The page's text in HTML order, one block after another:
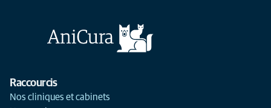
Raccourcis
Nos cliniques et cabinets